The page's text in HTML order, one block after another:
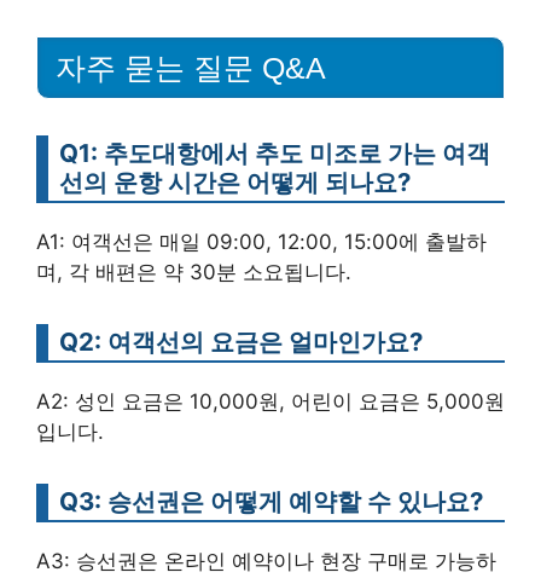
자주 묻는 질문 Q&A
Q1: 추도대항에서 추도 미조로 가는 여객
선의 운항 시간은 어떻게 되나요?
A1: 여객선은 매일 09:00, 12:00, 15:00에 출발하
며, 각 배편은 약 30분 소요됩니다.
Q2: 여객선의 요금은 얼마인가요?
A2: 성인 요금은 10,000원, 어린이 요금은 5,000원
입니다.
Q3: 승선권은 어떻게 예약할 수 있나요?
A3: 승선권은 온라인 예약이나 현장 구매로 가능하